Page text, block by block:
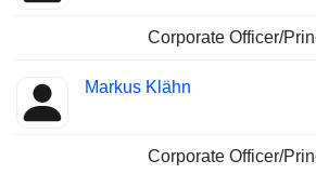
Corporate Officer/
Markus Klähn
Corporate Officer/